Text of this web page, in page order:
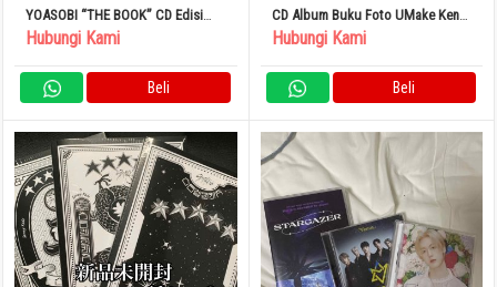
YOASOBI “THE BOOK” CD Edisi
Terbatas
Hubungi Kami
Beli
CD Album Buku Foto UMake Kento
Ito Yoshiki Nakajima
Hubungi Kami
Beli